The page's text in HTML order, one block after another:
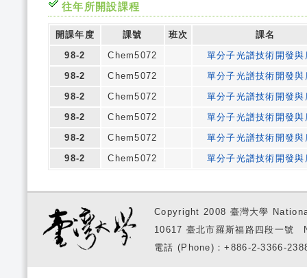
往年所開設課程
開課年度 課號 班次
課名
98-2
Chem5072
單分子光譜技術開發與
98-2
Chem5072
單分子光譜技術開發與
98-2
Chem5072
單分子光譜技術開發與
98-2
Chem5072
單分子光譜技術開發與
98-2
Chem5072
單分子光譜技術開發與
98-2
Chem5072 單分子光譜技術開發與
Copyright 2008 臺灣大學
10617 臺北市羅斯福路四段一
電話 (Phone)：+886-2-3366-